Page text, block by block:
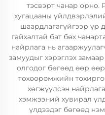
тэсвэрт чанар орно.
хугацааны
шаардлагагүйгээр үр
гайхалтай бат бөх
найрлага нь
замуудыг хэрэглэх
олгодог бөгөөд өөр
төхөөрөмжийн
хөгжүүлсэн
хэмжээний хувирал
үлдээдэг бөгөөд